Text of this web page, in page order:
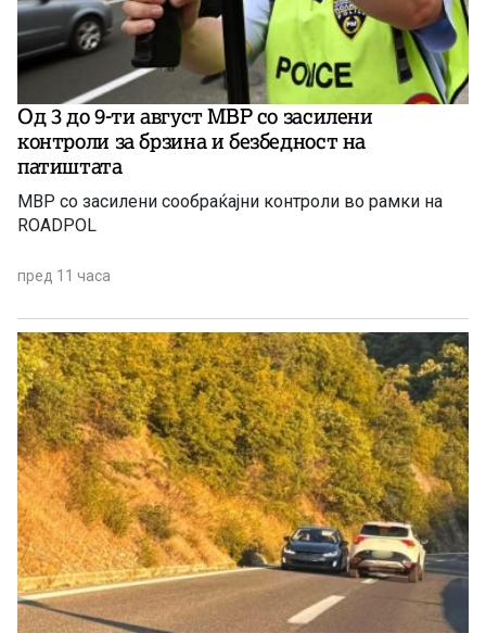
Од 3 до 9-ти август МВР со засилени
контроли за брзина и безбедност на
патиштата
МВР со засилени сообраќајни контроли во рамки на
ROADPOL
пред 11 часа